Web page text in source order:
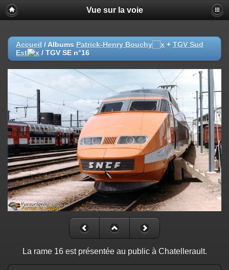
Vue sur la voie
Accueil / Albums Patrick-Henry Bouchy + TGV Sud
Est
/ TGV SE n°16
La rame 16 est présentée au public à Chatellerault.